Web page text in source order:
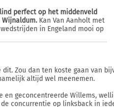
perfect op het middenveld
Wijnaldum. Kan Van Aanholt met
in Engeland mooi op
Zou dan ten koste gaan van
altijd wel meenemen.
en geconcentreerde Willems,
concurrentie op linksback in